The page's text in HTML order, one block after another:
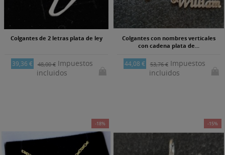
Colgantes de 2 letras plata de ley
39,36 € 48,00 €Impuestos
incluidos
Colgantes con nombres verticales
con cadena plata de...
44,08 € 53,76 €Impuestos
incluidos
-18% -15%